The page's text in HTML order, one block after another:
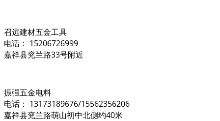
召远建材五金工具
电话： 15206726999
嘉祥县兖兰路33号附近
振强五金电料
电话： 13173189676/15562356206
嘉祥县兖兰路萌山初中北侧约40米